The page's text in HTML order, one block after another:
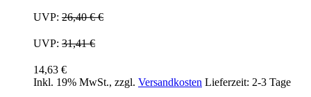
UVP: 26,40 €€
UVP: 31,41 €
14,63 €
Inkl. 19% MwSt., zzgl. Versandkosten Lieferzeit: 2-3 Tage